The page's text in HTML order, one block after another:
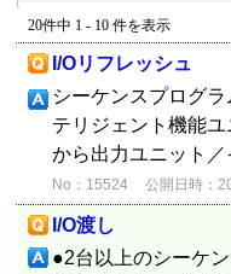
20件中 1 - 10 件を表示
I/Oリフレッシュ
シーケンスプログ
テリジェント機能
から出力ユニット
No：15524 公開日時：
I/O渡し
●2台以上のシーケ